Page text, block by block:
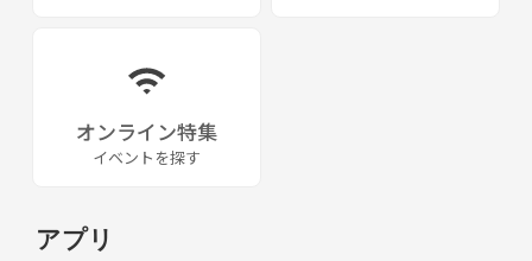
オンライン特集
イベントを探す
アプリ